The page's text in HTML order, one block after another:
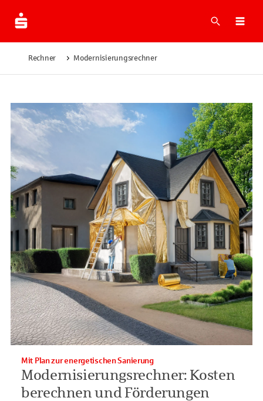
Suche
Rechner Modernisierungsrechner
Modernisierungsrechner: Kosten
berechnen und Förderungen
Mit Plan zur energetischen Sanierung